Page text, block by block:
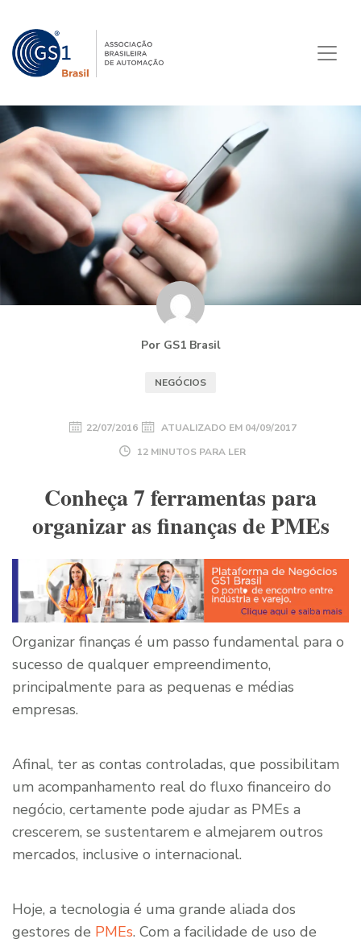
Por GS1 Brasil
NEGÓCIOS
22/07/2016 ATUALIZADO EM 04/09/2017
12 MINUTOS PARA LER
Conheça 7 ferramentas para
organizar as finanças de PMEs
Organizar finanças é um passo fundamental para o
sucesso de qualquer empreendimento,
principalmente para as pequenas e médias
empresas.
Afinal, ter as contas controladas, que possibilitam
um acompanhamento real do fluxo financeiro do
negócio, certamente pode ajudar as PMEs a
crescerem, se sustentarem e almejarem outros
mercados, inclusive o internacional.
Hoje, a tecnologia é uma grande aliada dos
gestores de PMEs. Com a facilidade de uso de